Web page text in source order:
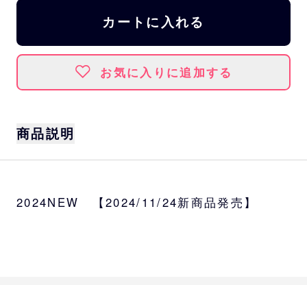
カートに入れる
お気に入りに追加する
商品説明
木博志投手。
2024NEW 【2024/11/24新商品発売】